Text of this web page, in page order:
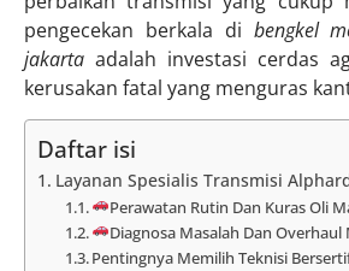
pengecekan berkala di bengkel
jakarta adalah investasi cerdas
kerusakan fatal yang menguras
Daftar isi
Layanan Spesialis Transmisi
Perawatan Rutin Dan Kuras Oli
Diagnosa Masalah Dan Overhaul
Pentingnya Memilih Teknisi